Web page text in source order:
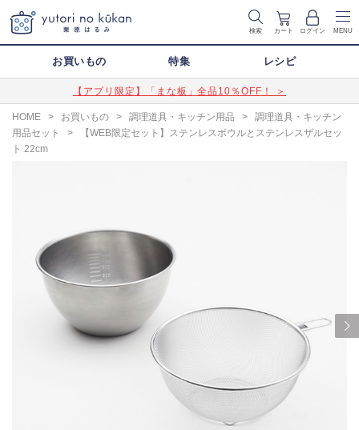
検索 カート ログイン MENU
お買いもの 特集 レシピ
【アプリ限定】「まな板」全品10％OFF！ ＞
HOME > お買いもの > 調理道具・キッチン用品 >
調理道具・キッチン
用品セット
>
【WEB限定セット】ステンレスボウルとステンレスザルセッ
ト 22cm
Next